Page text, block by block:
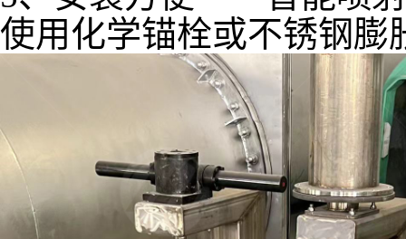
使用化学锚栓或不锈钢膨